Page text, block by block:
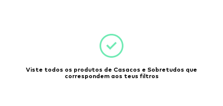
Viste todos os produtos de Casacos e Sobretudos que
correspondem aos teus filtros